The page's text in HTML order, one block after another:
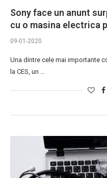
Sony face un anunt
cu o masina electrica
09-01-2020
Una dintre cele mai importante
la CES, un …